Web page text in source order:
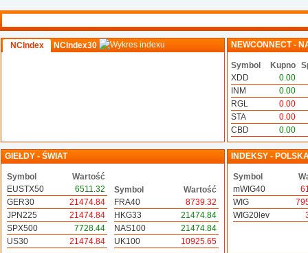
NCIndex NCIndex30 NEWCONNECT -
Symbol Kupno
XDD
0.00
INM
0.00
RGL
0.00
STA
0.00
CBD
0.00
GIEŁDY - ŚWIAT
Symbol
Wartość
EUSTX50
6511.32
GER30
21474.84
JPN225
21474.84
SPX500
7728.44
US30
21474.84
Symbol
Wartość
FRA40
8739.32
HKG33
21474.84
NAS100
21474.84
UK100
10925.65
INDEKSY -
Symbol
mWIG40
WIG
WIG20lev